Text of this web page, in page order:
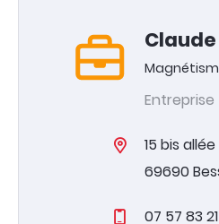
Claude
Entreprise
15 bis
69690
07 57 83 21